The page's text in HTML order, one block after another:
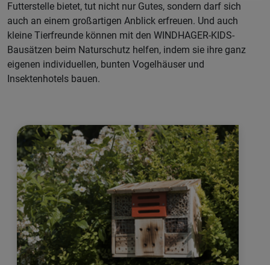
Futterstelle bietet, tut nicht nur Gutes, sondern darf sich
auch an einem großartigen Anblick erfreuen. Und auch
kleine Tierfreunde können mit den WINDHAGER-KIDS-
Bausätzen beim Naturschutz helfen, indem sie ihre ganz
eigenen individuellen, bunten Vogelhäuser und
Insektenhotels bauen.